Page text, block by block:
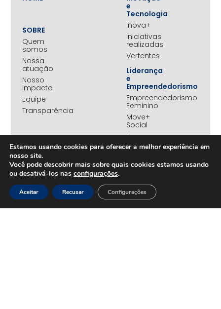
SOBRE
Quem
somos
Nossa
atuação
Nosso
impacto
Equipe
Transparência
+UNIDOS
Parceiros
institucionais
associadas
Nossos
benefícios
e
Tecnologia
Inova+
Iniciativas
realizadas
Vertentes
Liderança
e
Empreendedorismo
Empreendedorismo
Feminino
Move+
Social
Jovens
Embaixadores
Emergenciais
pelo RS
Campanha
Estamos usando cookies para oferecer a melhor experiência em
nosso site.
Você pode descobrir mais sobre quais cookies estamos usando
ou desativá-los nas configurações.
Aceitar Recusar Configurações